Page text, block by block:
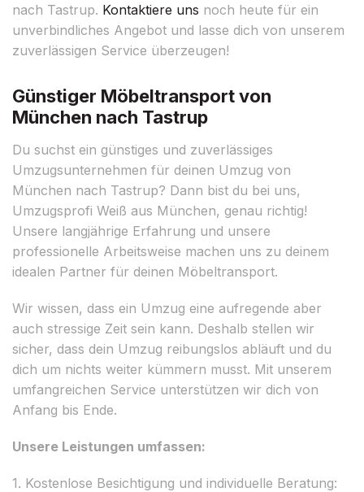
nach Tastrup. Kontaktiere uns noch heute für ein
unverbindliches Angebot und lasse dich von unserem
zuverlässigen Service überzeugen!
Günstiger Möbeltransport von
München nach Tastrup
Du suchst ein günstiges und zuverlässiges
Umzugsunternehmen für deinen Umzug von
München nach Tastrup? Dann bist du bei uns,
Umzugsprofi Weiß aus München, genau richtig!
Unsere langjährige Erfahrung und unsere
professionelle Arbeitsweise machen uns zu deinem
idealen Partner für deinen Möbeltransport.
Wir wissen, dass ein Umzug eine aufregende aber
auch stressige Zeit sein kann. Deshalb stellen wir
sicher, dass dein Umzug reibungslos abläuft und du
dich um nichts weiter kümmern musst. Mit unserem
umfangreichen Service unterstützen wir dich von
Anfang bis Ende.
Unsere Leistungen umfassen:
1. Kostenlose Besichtigung und individuelle Beratung: